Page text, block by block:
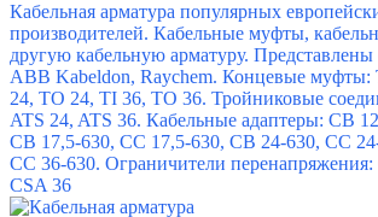
Кабельная арматура популярных
производителей. Кабельные муфты,
другую кабельную арматуру.
ABB Kabeldon, Raychem. Концевые муфты:
24, TO 24, TI 36, TO 36. Тройниковые
ATS 24, ATS 36. Кабельные адаптеры: CB
CB 17,5-630, CC 17,5-630, CB 24-630, CC
CC 36-630. Ограничители
CSA 36